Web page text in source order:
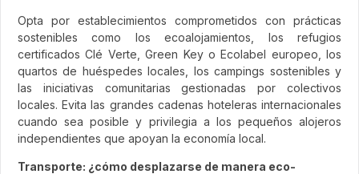
Opta por establecimientos comprometidos con prácticas
sostenibles como los ecoalojamientos, los refugios
certificados Clé Verte, Green Key o Ecolabel europeo, los
quartos de huéspedes locales, los campings sostenibles y
las iniciativas comunitarias gestionadas por colectivos
locales. Evita las grandes cadenas hoteleras internacionales
cuando sea posible y privilegia a los pequeños alojeros
independientes que apoyan la economía local.
Transporte: ¿cómo desplazarse de manera eco-